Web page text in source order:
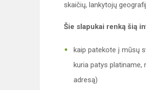
skaičių, lankytojų
Šie slapukai renką šią
kaip patekote į mūsų
kuria patys platiname,
adresą)